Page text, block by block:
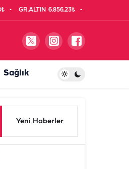
GR.ALTIN 6.856,23₺
Sağlık
Yeni Haberler